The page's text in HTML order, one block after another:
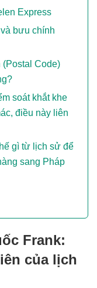
Express
bưu chính
(Postal Code)
soát khắt khe
điều này liên
gì từ lịch sử để
sang Pháp
Frank:
của lịch